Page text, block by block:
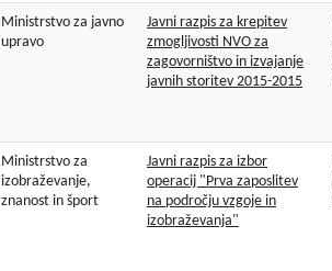
Ministrstvo za javno
upravo
Javni razpis za krepitev
zmogljivosti NVO za
zagovorništvo in izvajanje
javnih storitev 2015-2015
Ministrstvo za
izobraževanje,
znanost in šport
Javni razpis za izbor
operacij "Prva zaposlitev
na področju vzgoje in
izobraževanja"